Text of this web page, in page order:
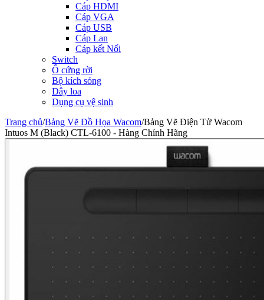
Cáp HDMI
Cáp VGA
Cáp USB
Cáp Lan
Cáp kết Nối
Switch
Ổ cứng rời
Bộ kích sóng
Dây loa
Dụng cụ vệ sinh
Trang chủ/Bảng Vẽ Đồ Họa Wacom/Bảng Vẽ Điện Tử Wacom
Intuos M (Black) CTL-6100 - Hàng Chính Hãng